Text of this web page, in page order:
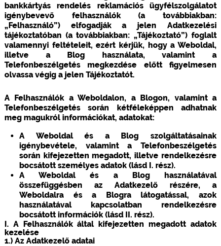
bankkártyás rendelés reklamációs ügyfélszolgálatot
igénybevevő felhasználók (a továbbiakban:
„Felhasználó”) elfogadják a jelen Adatkezelési
tájékoztatóban (a továbbiakban: „Tájékoztató”) foglalt
valamennyi feltételeit, ezért kérjük, hogy a Weboldal,
illetve a Blog használata, valamint a
Telefonbeszélgetés megkezdése előtt figyelmesen
olvassa végig a jelen Tájékoztatót.
A Felhasználók a Weboldalon, a Blogon, valamint a
Telefonbeszélgetés során kétféleképpen adhatnak
meg magukról információkat, adatokat:
A Weboldal és a Blog szolgáltatásainak
igénybevétele, valamint a Telefonbeszélgetés
során kifejezetten megadott, illetve rendelkezésre
bocsátott személyes adatok (lásd I. rész).
A Weboldal és a Blog használatával
összefüggésben az Adatkezelő részére, a
Weboldalra és a Blogra látogatással, azok
használatával kapcsolatban rendelkezésre
bocsátott információk (lásd II. rész).
I. A Felhasználók által kifejezetten megadott adatok
kezelése
1.) Az Adatkezelő adatai